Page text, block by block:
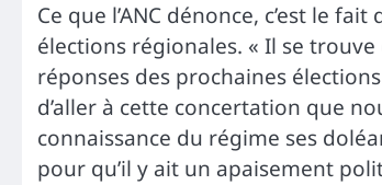
Ce que l’ANC dénonce, c’est le
élections régionales. « Il se
réponses des prochaines
d’aller à cette concertation que
connaissance du régime ses
pour qu’il y ait un apaisement